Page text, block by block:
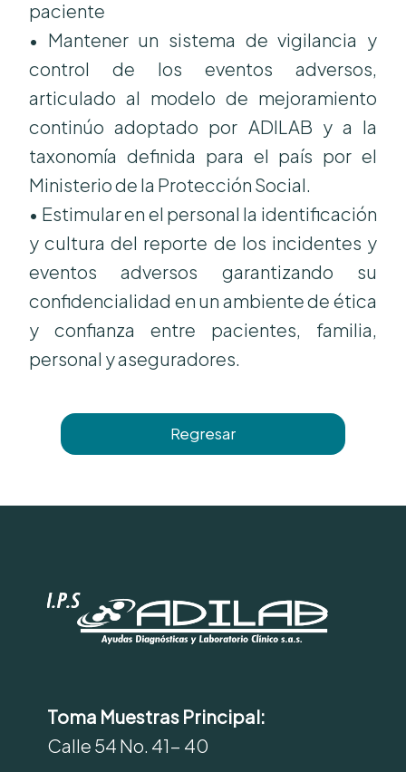
paciente
• Mantener un sistema de vigilancia y
control de los eventos adversos,
articulado al modelo de mejoramiento
continúo adoptado por ADILAB y a la
taxonomía definida para el país por el
Ministerio de la Protección Social.
• Estimular en el personal la identificación
y cultura del reporte de los incidentes y
eventos adversos garantizando su
confidencialidad en un ambiente de ética
y confianza entre pacientes, familia,
personal y aseguradores.
Regresar
Toma Muestras Principal:
Calle 54 No. 41- 40